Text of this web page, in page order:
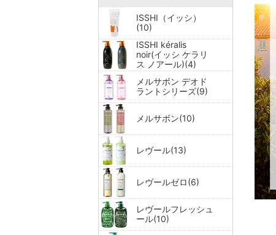
ISSHI（イッシ）
(10)
ISSHI kéralis
noir(イッシ ケラリ
ス ノアール)(4)
メルサボン デオド
ラントシリーズ(9)
メルサボン(10)
レヴール(13)
レヴールゼロ(6)
レヴールフレッシュ
ール(10)